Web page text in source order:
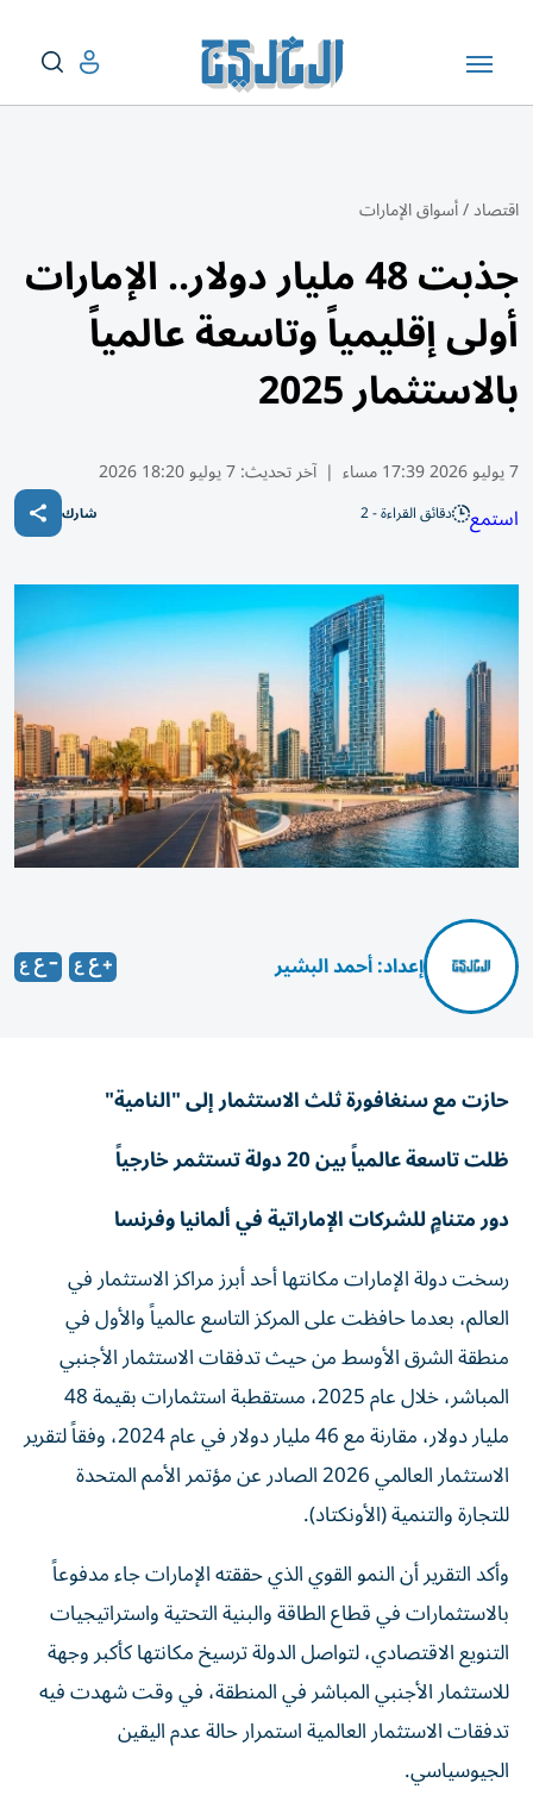
اقتصاد/أسواق الإمارات
جذبت 48 مليار دولار.. الإمارات
أولى إقليمياً وتاسعة عالمياً
بالاستثمار 2025
7 يوليو 2026 17:39 مساء | آخر تحديث:7 يوليو 18:20 2026
استمع دقائق القراءة - 2 شارك
إعداد: أحمد البشير
حازت مع سنغافورة ثلث الاستثمار إلى "النامية"
ظلت تاسعة عالمياً بين 20 دولة تستثمر خارجياً
دور متنامٍ للشركات الإماراتية في ألمانيا وفرنسا
رسخت دولة الإمارات مكانتها أحد أبرز مراكز الاستثمار في
العالم، بعدما حافظت على المركز التاسع عالمياً والأول في
منطقة الشرق الأوسط من حيث تدفقات الاستثمار الأجنبي
المباشر، خلال عام 2025، مستقطبة استثمارات بقيمة 48
مليار دولار، مقارنة مع 46 مليار دولار في عام 2024، وفقاً لتقرير
الاستثمار العالمي 2026 الصادر عن مؤتمر الأمم المتحدة
للتجارة والتنمية (الأونكتاد).
وأكد التقرير أن النمو القوي الذي حققته الإمارات جاء مدفوعاً
بالاستثمارات في قطاع الطاقة والبنية التحتية واستراتيجيات
التنويع الاقتصادي، لتواصل الدولة ترسيخ مكانتها كأكبر وجهة
للاستثمار الأجنبي المباشر في المنطقة، في وقت شهدت فيه
تدفقات الاستثمار العالمية استمرار حالة عدم اليقين
الجيوسياسي.